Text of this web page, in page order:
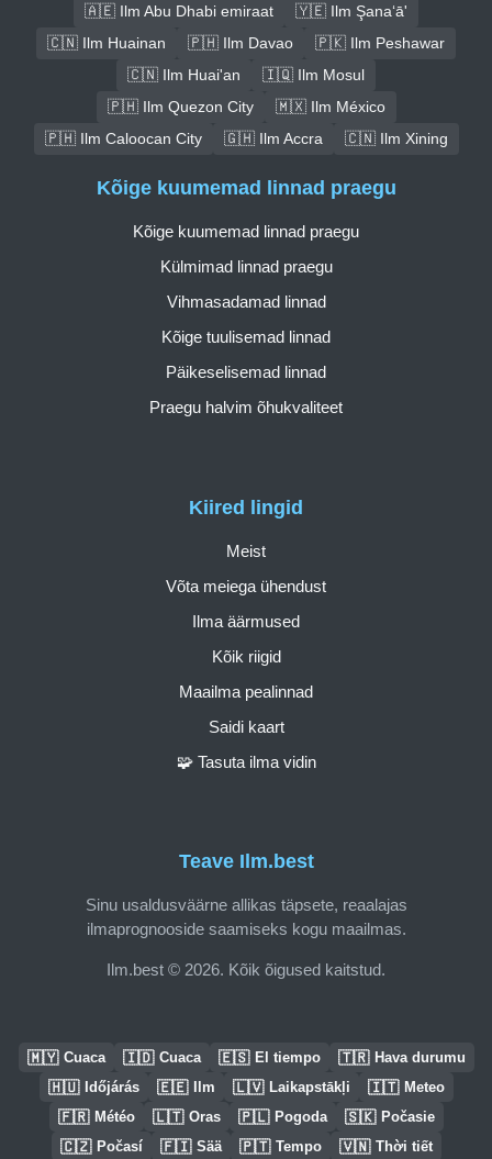
🇦🇪 Ilm Abu Dhabi emiraat
🇾🇪 Ilm Şana‘ā'
🇨🇳 Ilm Huainan
🇵🇭 Ilm Davao
🇵🇰 Ilm Peshawar
🇨🇳 Ilm Huai'an
🇮🇶 Ilm Mosul
🇵🇭 Ilm Quezon City
🇲🇽 Ilm México
🇵🇭 Ilm Caloocan City
🇬🇭 Ilm Accra 🇨🇳 Ilm Xining
Teave Ilm.best
Sinu usaldusväärne allikas täpsete, reaalajas
ilmaprognooside saamiseks kogu maailmas.
Ilm.best © 2026. Kõik õigused kaitstud.
Kiired lingid
Meist
Võta meiega ühendust
Ilma äärmused
Kõik riigid
Maailma pealinnad
Saidi kaart
🧩 Tasuta ilma vidin
Kõige kuumemad linnad praegu
Kõige kuumemad linnad praegu
Külmimad linnad praegu
Vihmasadamad linnad
Kõige tuulisemad linnad
Päikeselisemad linnad
Praegu halvim õhukvaliteet
🇲🇾 Cuaca 🇮🇩 Cuaca 🇪🇸 El tiempo 🇹🇷 Hava durumu
🇭🇺 Időjárás 🇪🇪 Ilm 🇱🇻 Laikapstākļi 🇮🇹 Meteo
🇫🇷 Météo 🇱🇹 Oras 🇵🇱 Pogoda 🇸🇰 Počasie
🇨🇿 Počasí 🇫🇮 Sää 🇵🇹 Tempo 🇻🇳 Thời tiết